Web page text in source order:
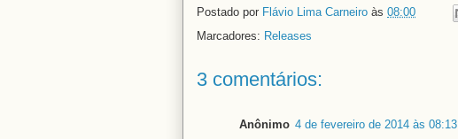
Postado por Flávio Lima Carneiro às 08:00
Marcadores: Releases
3 comentários:
Anônimo 4 de fevereiro de 2014 às 08:13